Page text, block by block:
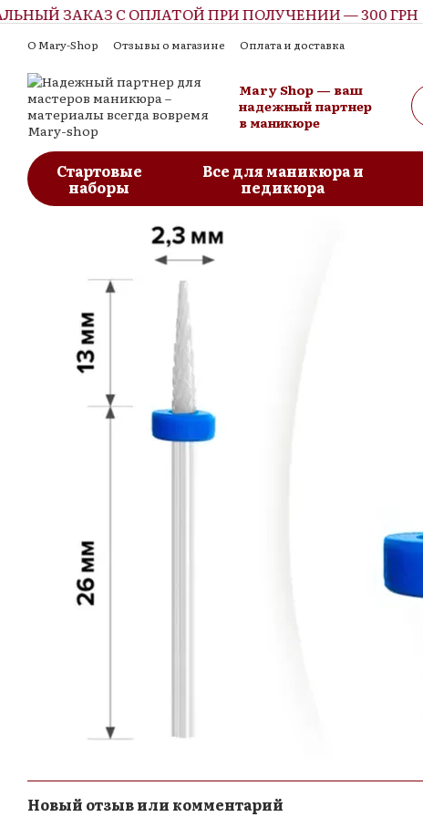
Перейти к основному контенту
ЗАКАЗ С ОПЛАТОЙ ПРИ ПОЛУЧЕНИИ — 300 ГРН
О Mary-Shop Отзывы о магазине
Оплата и доставка
Пользовательское соглашение
Mary Shop — ваш
надежный партнер
в маникюре
Стартовые
наборы
Все для маникюра и
педикюра
Новый отзыв или комментарий